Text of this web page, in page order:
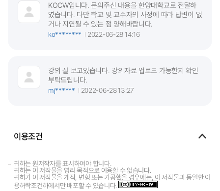
KOCW입니다. 문의주신 내용을 한양대학교로 전달하
였습니다. 다만 학교 및 교수자의 사정에 따라 답변이 없
거나 지연될 수 있는 점 양해바랍니다.
ko********
2022-06-28 14:16
강의 잘 보고있습니다. 강의자료 업로드 가능한지 확인
부탁드립니다.
mj******
2022-06-28 13:27
이용조건
귀하는 원저작자를 표시하여야 합니다.
귀하는 이 저작물을 영리 목적으로 이용할 수 없습니다.
귀하가 이 저작물을 개작, 변형 또는 가공했을 경우에는, 이 저작물과 동일한 이
용허락조건하에서만 배포할 수 있습니다.